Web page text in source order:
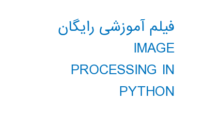
فیلم آموزشی رایگان
IMAGE
PROCESSING IN
PYTHON